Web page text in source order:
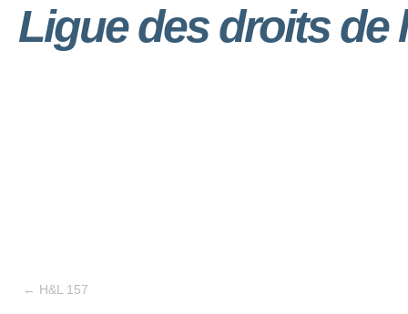
Ligue des droits de
← H&L 157